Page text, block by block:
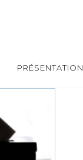
PRÉSENTATION